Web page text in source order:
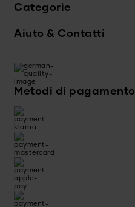
Categorie
Aiuto & Contatti
Metodi di pagamento